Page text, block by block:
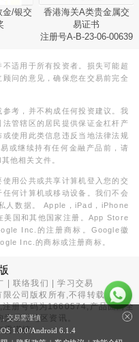
金/银交
香港海关A类贵金属交
易证书
注册号A-B-23-06-00639
适用于所有投资者。损失可能超
问的意见，确保您在交易前完全
考，并不构成任何投资建议。我
管辖区的居民提供保证金杠杆产
使用此类信息违反当地法律法规
或继续持有任何金融产品前，请
他相关文件。
用公共或共享计算机登入您的交
何计算机或移动设备。我们不会
人数据。 Apple，iPad，iPhone
国和其他国家注册。App Store
Inc.的注册商标。Google徽
Inc.的商标或注册商标。
|联络我们 |学习交易
限公司版权所有,不得转载
,注册号码为1660574,产品面向全
香港地区资讯。
需谨慎。
交易需谨慎
1.0.0/Android 6.1.4